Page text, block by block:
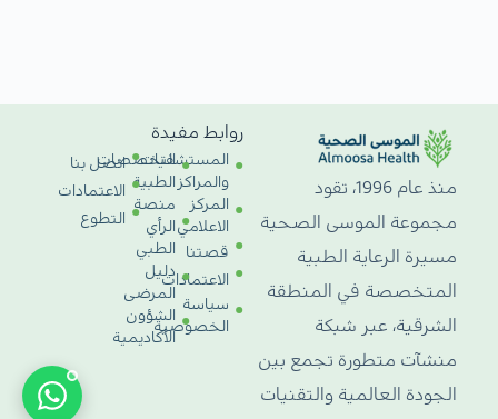
منذ عام 1996، تقود
مجموعة الموسى الصحية
مسيرة الرعاية الطبية
المتخصصة في المنطقة
الشرقية، عبر شبكة
منشآت متطورة تجمع بين
الجودة العالمية والتقنيات
روابط مفيدة
المستشفيات
والمراكز
المركز
الاعلامي
قصتنا
الاعتمادات
سياسة
الخصوصية
التخصصات
الطبية
منصة
الرأي
الطبي
دليل
المرضى
الشؤون
الأكاديمية
اتصل بنا
الاعتمادات
التطوع